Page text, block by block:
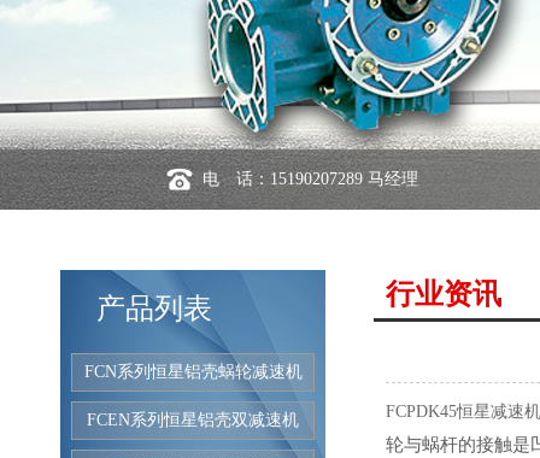
电 话：15190207289 马经理
产品列表
FCN系列恒星铝壳蜗轮减速机
FCEN系列恒星铝壳双减速机
行业资讯
FCPDK45恒星减速机
轮与蜗杆的接触是